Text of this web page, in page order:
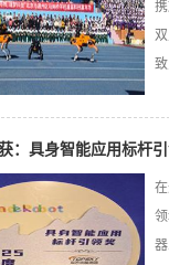
：具身智能应用标杆